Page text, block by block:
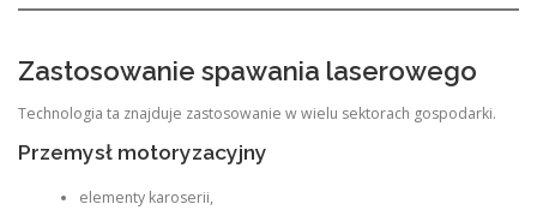
Zastosowanie spawania laserowego
Technologia ta znajduje zastosowanie w wielu sektorach gospodarki.
Przemysł motoryzacyjny
elementy karoserii,